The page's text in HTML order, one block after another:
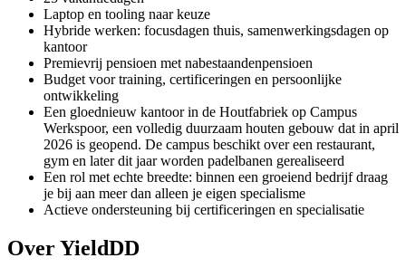
Laptop en tooling naar keuze
Hybride werken: focusdagen thuis, samenwerkingsdagen op
kantoor
Premievrij pensioen met nabestaandenpensioen
Budget voor training, certificeringen en persoonlijke
ontwikkeling
Een gloednieuw kantoor in de Houtfabriek op Campus
Werkspoor, een volledig duurzaam houten gebouw dat in april
2026 is geopend. De campus beschikt over een restaurant,
gym en later dit jaar worden padelbanen gerealiseerd
Een rol met echte breedte: binnen een groeiend bedrijf draag
je bij aan meer dan alleen je eigen specialisme
Actieve ondersteuning bij certificeringen en specialisatie
Over YieldDD